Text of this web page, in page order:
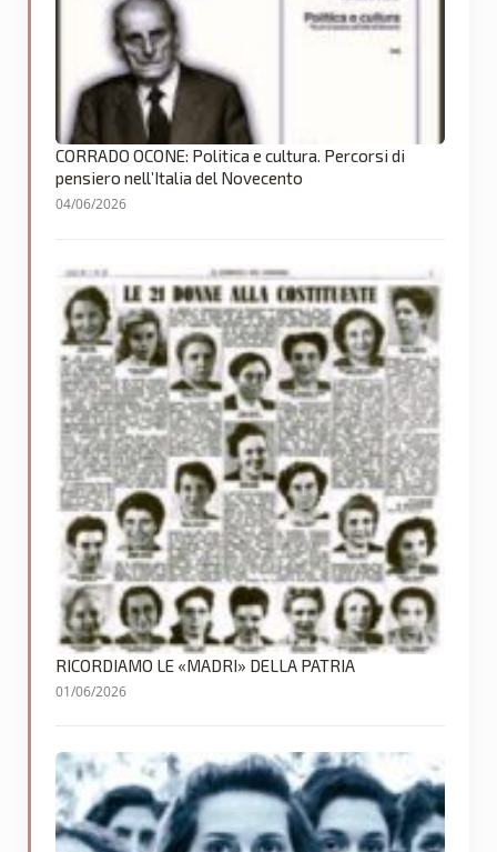
CORRADO OCONE: Politica e cultura. Percorsi di
pensiero nell’Italia del Novecento
04/06/2026
RICORDIAMO LE «MADRI» DELLA PATRIA
01/06/2026